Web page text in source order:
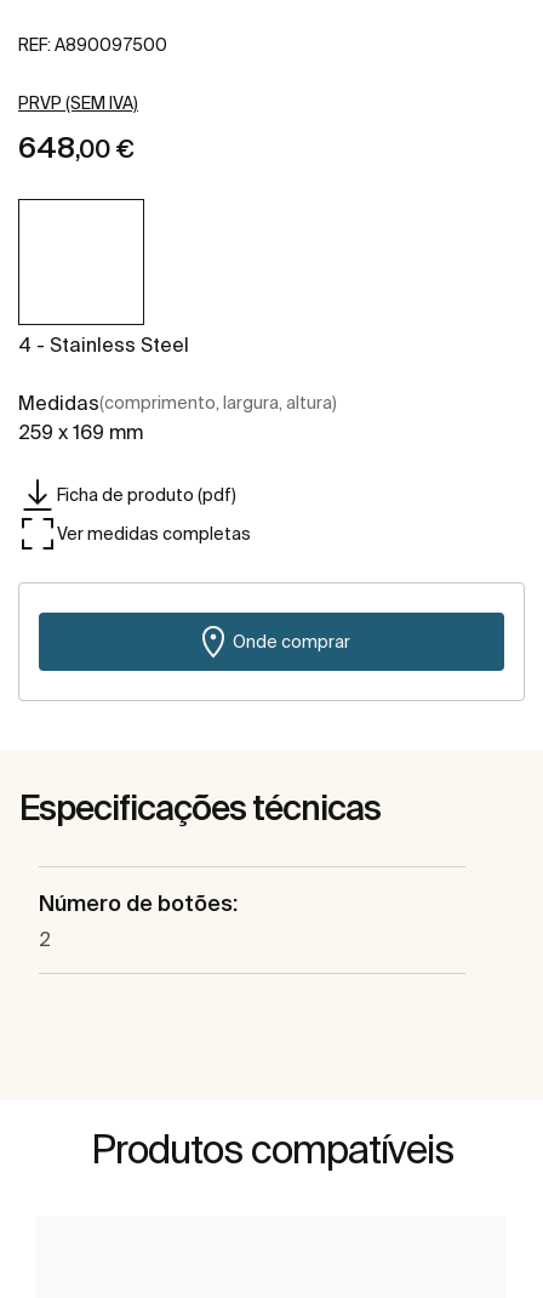
REF: A890097500
PRVP (SEM IVA)
648,00 €
4 - Stainless Steel
Medidas(comprimento, largura, altura)
259 x 169 mm
Ficha de produto (pdf)
Ver medidas completas
Onde comprar
Especificações técnicas
Número de botões:
2
Produtos compatíveis